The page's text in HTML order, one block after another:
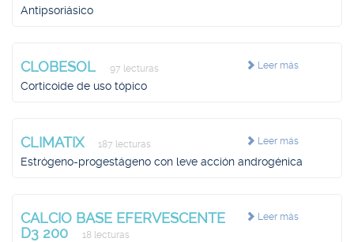
Antipsoriásico
Leer más
CLOBESOL 97 lecturas
Corticoide de uso tópico
Leer más
CLIMATIX 187 lecturas
Estrógeno-progestágeno con leve acción androgénica
Leer más
CALCIO BASE EFERVESCENTE
D3 200
18 lecturas